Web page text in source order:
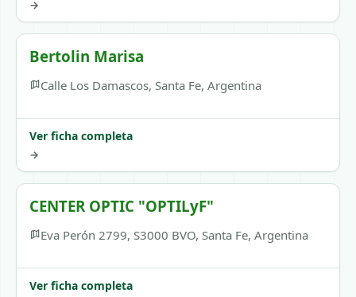
→
Bertolin Marisa
Calle Los Damascos, Santa Fe, Argentina
Ver ficha completa
→
CENTER OPTIC "OPTILyF"
Eva Perón 2799, S3000 BVO, Santa Fe, Argentina
Ver ficha completa